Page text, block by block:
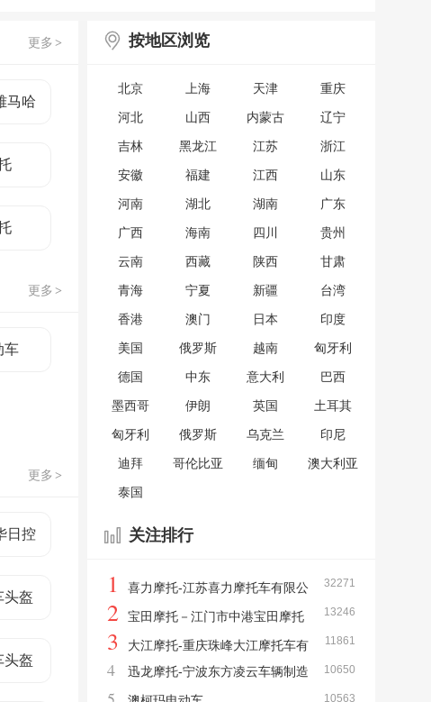
更多 >
马哈
更多 >
车
更多 >
日控
头盔
头盔
按地区浏览
北京 上海 天津
重庆
河北
山西 内蒙古
辽宁
吉林
黑龙江 江苏
浙江
安徽
福建 江西
山东
河南
湖北 湖南
广东
广西
海南 四川
贵州
云南
西藏 陕西
甘肃
青海
宁夏 新疆
台湾
香港
澳门 日本
印度
美国
俄罗斯 越南
匈牙利
德国
中东 意大利
巴西
墨西哥
伊朗 英国
土耳其
匈牙利
俄罗斯 乌克兰
印尼
迪拜
哥伦比亚 缅甸
澳大利亚
泰国
关注排行
32271
1
喜力摩托-江苏喜力摩托车有限公
司
13246
2
宝田摩托－江门市中港宝田摩托
车实业有限公司
11861
3
大江摩托-重庆珠峰大江摩托车有
限公司
10650
4
迅龙摩托-宁波东方凌云车辆制造
10563